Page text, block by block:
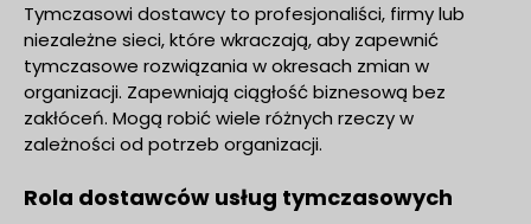
Tymczasowi dostawcy to profesjonaliści, firmy lub
niezależne sieci, które wkraczają, aby zapewnić
tymczasowe rozwiązania w okresach zmian w
organizacji. Zapewniają ciągłość biznesową bez
zakłóceń. Mogą robić wiele różnych rzeczy w
zależności od potrzeb organizacji.
Rola dostawców usług tymczasowych